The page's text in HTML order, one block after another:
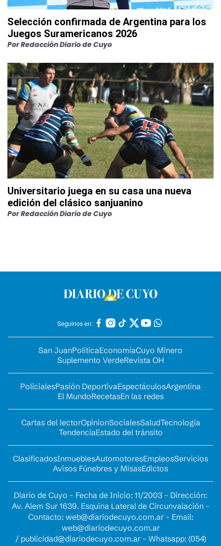
Selección confirmada de Argentina para los
Juegos Suramericanos 2026
PorRedacción Diario de Cuyo
Universitario juega en su casa una nueva
edición del clásico sanjuanino
PorRedacción Diario de Cuyo
Seguinos en:
San JuanPolíticaEconomíaCuyo Minero
Suplemento VerdeRevista OH
PolicialesPasión DeportivaEspectáculosArgentina
El MundoRecetasEn las redes
Cartas del lectorOpinionSocialesSaludTecnología
TendenciaEstado del tránsito
ClasificadosInmueblesAutomotoresEmpleosServicios
Avisos Fúnebres y MisasEdictos
Diario de Cuyo - Fecha de Inicio: 11/2003 - Dirección:
Av. Alem Sur 1639. Esquina Lateral de Circunvalación -
Contacto: web@diariodecuyo.com.ar- Email:
web@diariodecuyo.com.ar
/ publicidad@diariodecuyo.com.ar- Whatsapp: (054)